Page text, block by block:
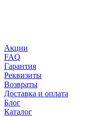
Акции
FAQ
Гарантия
Реквизиты
Возвраты
Доставка и оплата
Блог
Каталог